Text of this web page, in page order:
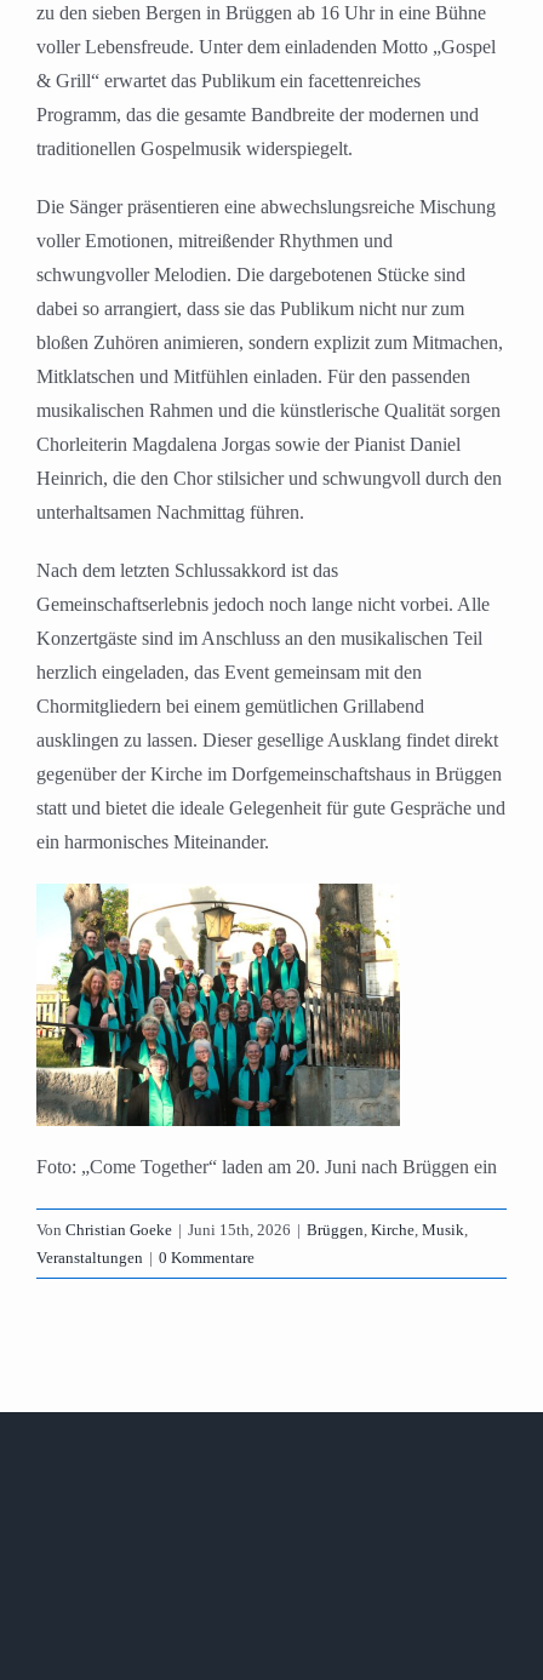
zu den sieben Bergen in Brüggen ab 16 Uhr in eine Bühne
voller Lebensfreude. Unter dem einladenden Motto „Gospel
& Grill“ erwartet das Publikum ein facettenreiches
Programm, das die gesamte Bandbreite der modernen und
traditionellen Gospelmusik widerspiegelt.
Die Sänger präsentieren eine abwechslungsreiche Mischung
voller Emotionen, mitreißender Rhythmen und
schwungvoller Melodien. Die dargebotenen Stücke sind
dabei so arrangiert, dass sie das Publikum nicht nur zum
bloßen Zuhören animieren, sondern explizit zum Mitmachen,
Mitklatschen und Mitfühlen einladen. Für den passenden
musikalischen Rahmen und die künstlerische Qualität sorgen
Chorleiterin Magdalena Jorgas sowie der Pianist Daniel
Heinrich, die den Chor stilsicher und schwungvoll durch den
unterhaltsamen Nachmittag führen.
Nach dem letzten Schlussakkord ist das
Gemeinschaftserlebnis jedoch noch lange nicht vorbei. Alle
Konzertgäste sind im Anschluss an den musikalischen Teil
herzlich eingeladen, das Event gemeinsam mit den
Chormitgliedern bei einem gemütlichen Grillabend
ausklingen zu lassen. Dieser gesellige Ausklang findet direkt
gegenüber der Kirche im Dorfgemeinschaftshaus in Brüggen
statt und bietet die ideale Gelegenheit für gute Gespräche und
ein harmonisches Miteinander.
Foto: „Come Together“ laden am 20. Juni nach Brüggen ein
Von Christian Goeke | Juni 15th, 2026 | Brüggen, Kirche, Musik,
Veranstaltungen | 0 Kommentare